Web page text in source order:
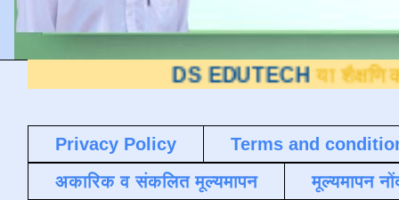
DS EDUTECH या शैक्षणिक ब्लॉगवर
Privacy Policy
Terms and
अकारिक व संकलित मूल्यमापन
मूल्यमापन